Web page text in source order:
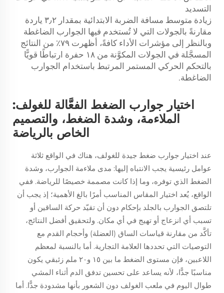
التسديد
زيادة متوسط مسافة الضربة الابتدائية بمقدار ٣٫٢ ياردة
مقارنةً بالجولات التي لا تُستخدم فيها الجوارب الضاغطة
وبالنظر إلى مؤشرات الأداء كافةً، أظهرت ٧٩٪ من النتائج
المسجَّلة في الجولات المكوَّنة من ١٨ حفرة ارتباطًا قويًّا
بالتحكم الحركي المستمر المرتبط باستخدام الجوارب
الضاغطة.
اختيار جوارب الضغط الفعَّالة للغولف:
الملاءمة، وشدة الضغط، والتصميم
الخاص بالرياضة
عند اختيار جوارب ضغط جيدة للغولف، هناك في الواقع ثلاثة
عوامل رئيسية يجب الانتباه إليها: مدى ملاءمة الجوارب، وشدة
الضغط الذي توفره، وما إذا كانت مصممة خصيصًا للرياضة. ففي
الواقع، يُعد اختيار المقاس المناسب أمرًا بالغ الأهمية؛ إذ يجب أن
تلتصق الجوارب بالجلد بإحكام دون أن تقيّد حركة الساقين أو
تسبب أي انزعاج أو تهيج في أي مكان. ولتحقيق أفضل النتائج،
تأكَّد من مقارنة قياسات الساق (العضلة) وأحجام القدم مع
التوصيات التي تحددها العلامة التجارية. أما بالنسبة لمعظم
اللاعبين، فإن مستوى الضغط ما بين ١٥ و٢٠ ملم زئبقي يكون
مناسبًا جدًّا، لأنه يساعد على تحسين تدفق الدم أثناء المشي
طوال اليوم في ملعب الغولف دون الشعور بأنها مشدودة جدًّا. أما